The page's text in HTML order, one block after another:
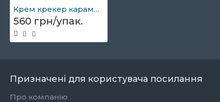
Крем крекер карамель тубус 3,5кг
560 грн/упак.
Призначені для користувача посилання
Про компанію